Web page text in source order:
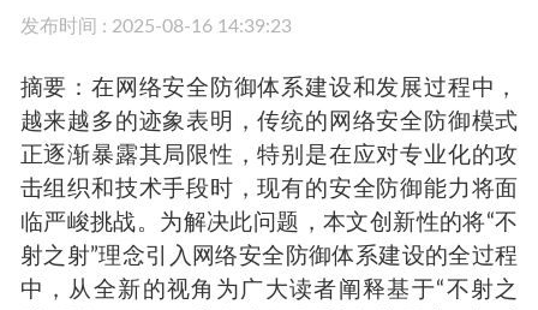
发布时间 : 2025-08-16 14:39:23
摘要：在网络安全防御体系建设和发展过程中，
越来越多的迹象表明，传统的网络安全防御模式
正逐渐暴露其局限性，特别是在应对专业化的攻
击组织和技术手段时，现有的安全防御能力将面
临严峻挑战。为解决此问题，本文创新性的将“不
射之射”理念引入网络安全防御体系建设的全过程
中，从全新的视角为广大读者阐释基于“不射之